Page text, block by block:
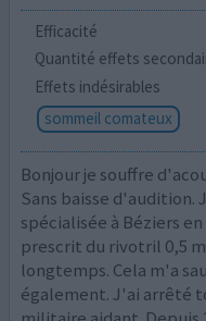
Efficacité
Quantité effets
Effets indésirables
sommeil comateux
Bonjour je souffre
Sans baisse
spécialisée à Béziers
prescrit du rivotril 0,5
longtemps. Cela m'a
également. J'ai arrêté